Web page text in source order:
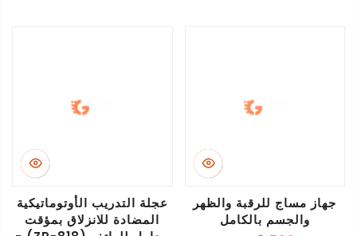
جهاز مساج للرقبة والظهر
والجسم بالكامل
عجلة التدريب الأوتوماتيكية
المضادة للانزلاق بمؤقت